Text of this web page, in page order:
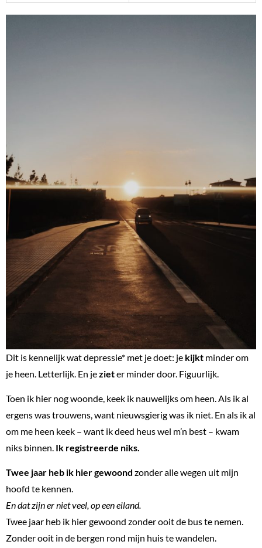
Dit is kennelijk wat depressie* met je doet: je kijkt minder om
je heen. Letterlijk. En jezieter minder door. Figuurlijk.
Toen ik hier nog woonde, keek ik nauwelijks om heen. Als ik al
ergens was trouwens, want nieuwsgierig was ik niet. En als ik al
om me heen keek – want ik deed heus wel m’n best – kwam
niks binnen. Ik registreerde niks.
Twee jaar heb ik hier gewoond zonder alle wegen uit mijn
hoofd te kennen.
En dat zijn er niet veel, op een eiland.
Twee jaar heb ik hier gewoond zonder ooit de bus te nemen.
Zonder ooit in de bergen rond mijn huis te wandelen.